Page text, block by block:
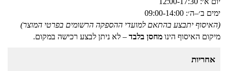
ימים ב׳–ה׳: 09:00-14:00
(האיסוף יתבצע בהתאם למועדי ההספקה הרשומים בפרטי המוצר)
מיקום האיסוף הינו מחסן בלבד – לא ניתן לבצע רכישה במקום.
אחריות